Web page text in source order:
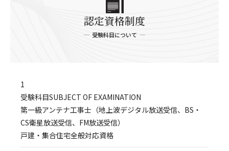
認定資格制度
受験科目について
1
受験科目SUBJECT OF EXAMINATION
第一級アンテナ工事士（地上波デジタル放送受信、BS・
CS衛星放送受信、FM放送受信）
戸建・集合住宅全般対応資格